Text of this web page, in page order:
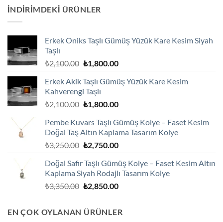
İNDIRIMDEKI ÜRÜNLER
Erkek Oniks Taşlı Gümüş Yüzük Kare Kesim Siyah
Taşlı
₺2,100.00 Orijinal
₺2,100.00.
₺1,800.00Şu
fiyat:
Erkek Akik Taşlı Gümüş Yüzük Kare Kesim
Kahverengi Taşlı
₺2,100.00 Orijinal
₺2,100.00.
₺1,800.00Şu
fiyat:
₺1,800.00.
Pembe Kuvars Taşlı Gümüş Kolye – Faset Kesim
Doğal Taş Altın Kaplama Tasarım Kolye
₺3,250.00 Orijinal
₺3,250.00.
₺2,750.00Şu
fiyat:
₺2,750.00.
Doğal Safir Taşlı Gümüş Kolye – Faset Kesim Altın
Kaplama Siyah Rodajlı Tasarım Kolye
₺3,350.00 Orijinal
₺3,350.00.
₺2,850.00Şu
₺2,850.00.
EN ÇOK OYLANAN ÜRÜNLER